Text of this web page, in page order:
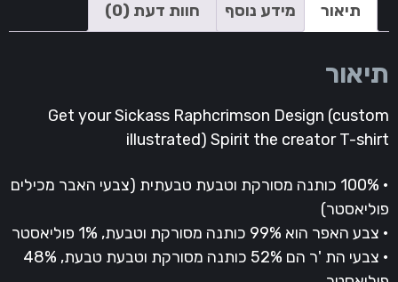
תיאור מידע נוסף חוות דעת (0)
Get your Sickass Raphcrimson Design
illustrated) Spirit the creator T-
• 100% כותנה מסורקת וטבעת טבעתית (צבעי האבר מכילים
האפר הוא 99% ​​כותנה מסורקת וטבעת, 1% פוליאסטר
• צבעי הת 'ר הם 52% כותנה מסורקת וטבעת טבעת, 48%